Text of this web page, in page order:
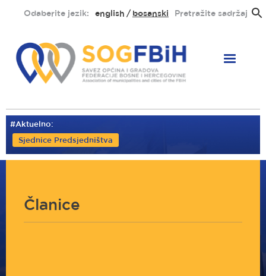
sadržaj
Odaberite jezik: english bosanski Pretražite sadržaj
#Aktuelno:
Sjednice Predsjedništva
Članice